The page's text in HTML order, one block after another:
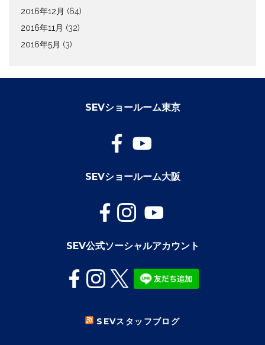
2016年12月 (64)
2016年11月 (32)
2016年5月 (3)
SEVショールーム東京
SEVショールーム大阪
SEV公式ソーシャルアカウント
SEVスタッフブログ